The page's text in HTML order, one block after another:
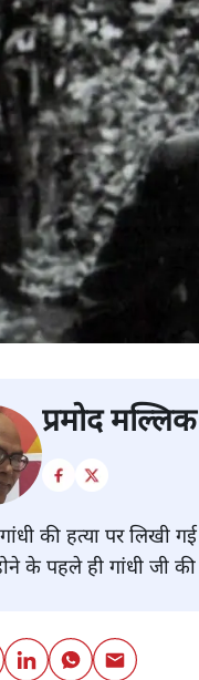
प्रमोद मल्लिक
गांधी की हत्या पर लिखी
के पहले ही गांधी जी